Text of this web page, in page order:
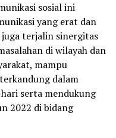
sosial ini
yang erat dan
terjalin sinergitas
di wilayah dan
mampu
dalam
serta mendukung
2022 di bidang